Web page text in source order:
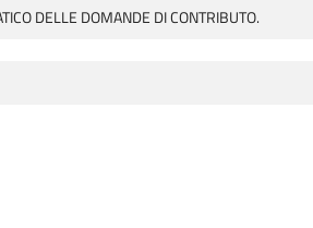
DELLE DOMANDE DI CONTRIBUTO.